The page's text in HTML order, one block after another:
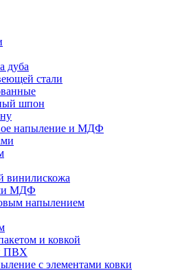
дуба
стали
шпон
напыление и МДФ
винилискожа
МДФ
напылением
и ковкой
ПВХ
с элементами ковки